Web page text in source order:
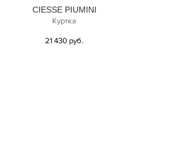
CIESSE PIUMINI
Куртка
21 430 руб.